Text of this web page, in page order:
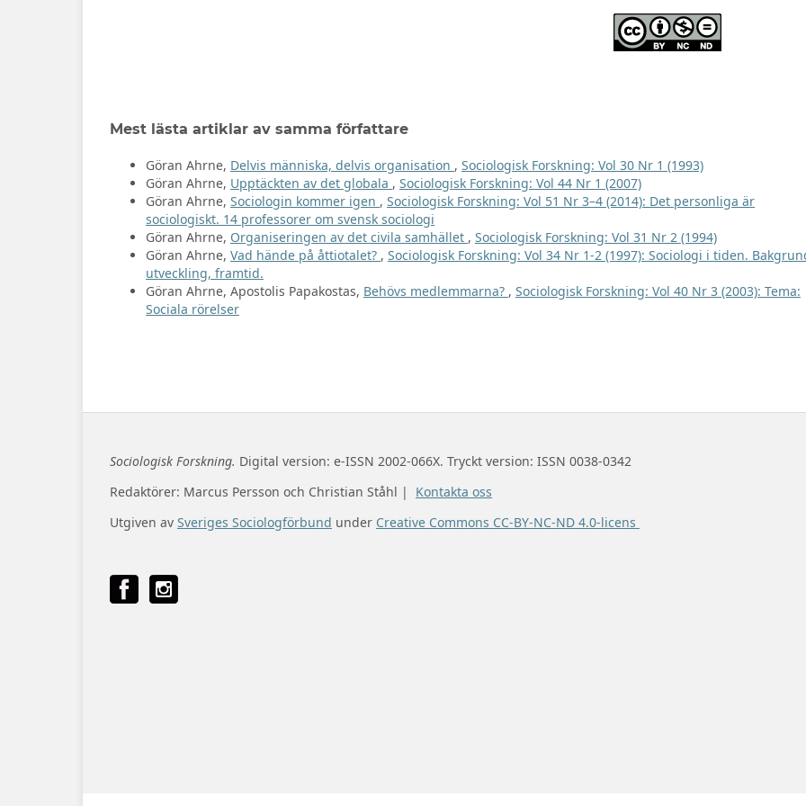
Mest lästa artiklar av samma författare
Göran Ahrne, Delvis människa, delvis organisation , Sociologisk Forskning: Vol 30 Nr 1 (1993)
Göran Ahrne, Upptäckten av det globala , Sociologisk Forskning: Vol 44 Nr 1 (2007)
Göran Ahrne, Sociologin kommer igen , Sociologisk Forskning: Vol 51 Nr 3–4 (2014): Det personliga är
sociologiskt. 14 professorer om svensk sociologi
Göran Ahrne, Organiseringen av det civila samhället , Sociologisk Forskning: Vol 31 Nr 2 (1994)
Göran Ahrne, Vad hände på åttiotalet? , Sociologisk Forskning: Vol 34 Nr 1-2 (1997): Sociologi i tiden.
utveckling, framtid.
Göran Ahrne, Apostolis Papakostas, Behövs medlemmarna? , Sociologisk Forskning: Vol 40 Nr 3 (2003): Tema:
Sociala rörelser
Sociologisk Forskning. Digital version: e-ISSN 2002-066X. Tryckt version: ISSN 0038-0342
Redaktörer: Marcus Persson och Christian Ståhl | Kontakta oss
Utgiven av Sveriges Sociologförbund under Creative Commons CC-BY-NC-ND 4.0-licens